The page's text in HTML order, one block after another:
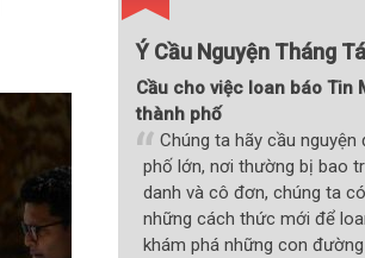
Ý Cầu Nguyện Tháng
Cầu cho việc loan báo Tin
thành phố
Chúng ta hãy cầu nguyện
phố lớn, nơi thường bị bao
danh và cô đơn, chúng ta
những cách thức mới để
khám phá những con